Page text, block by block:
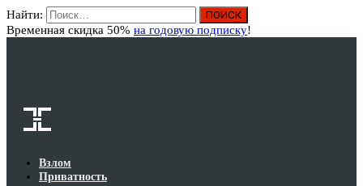
Найти:
Временная скидка 50% на годовую подписку!
Взлом
Приватность